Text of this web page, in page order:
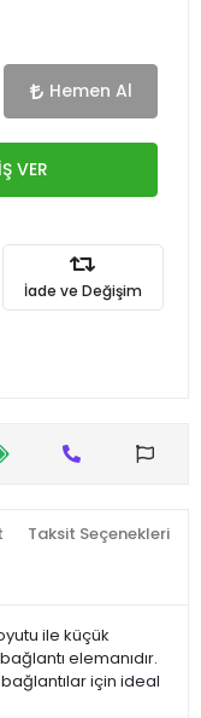
Hemen Al
VER
İade ve Değişim
Taksit Seçenekleri
ile küçük
elemanıdır.
için ideal